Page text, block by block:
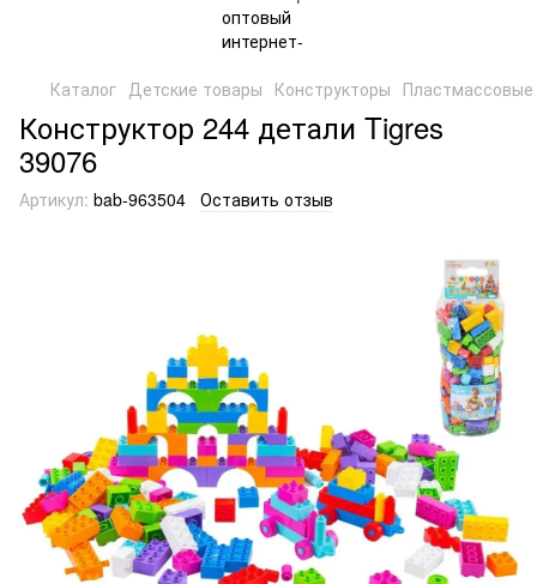
Каталог Детские товары Конструкторы
Конструктор 244 детали Tigres
39076
Артикул: bab-963504 Оставить отзыв